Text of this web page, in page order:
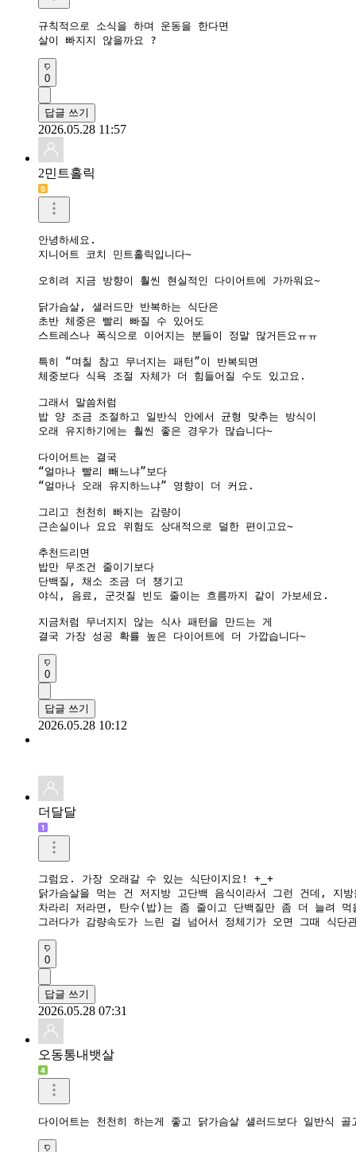
규칙적으로 소식을 하며 운동을 한다면
살이 빠지지 않을까요 ?
0
답글 쓰기
2026.05.28 11:57
2민트홀릭
안녕하세요.
지니어트 코치 민트홀릭입니다~
오히려 지금 방향이 훨씬 현실적인 다이어트에 가까워요~
닭가슴살, 샐러드만 반복하는 식단은
초반 체중은 빨리 빠질 수 있어도
스트레스나 폭식으로 이어지는 분들이 정말 많거든요ㅠㅠ
특히 “며칠 참고 무너지는 패턴”이 반복되면
체중보다 식욕 조절 자체가 더 힘들어질 수도 있고요.
그래서 말씀처럼
밥 양 조금 조절하고 일반식 안에서 균형 맞추는 방식이
오래 유지하기에는 훨씬 좋은 경우가 많습니다~
다이어트는 결국
“얼마나 빨리 빼느냐”보다
“얼마나 오래 유지하느냐” 영향이 더 커요.
그리고 천천히 빠지는 감량이
근손실이나 요요 위험도 상대적으로 덜한 편이고요~
추천드리면
밥만 무조건 줄이기보다
단백질, 채소 조금 더 챙기고
야식, 음료, 군것질 빈도 줄이는 흐름까지 같이 가보세요.
지금처럼 무너지지 않는 식사 패턴을 만드는 게
결국 가장 성공 확률 높은 다이어트에 더 가깝습니다~
0
답글 쓰기
2026.05.28 10:12
더달달
그럼요. 가장 오래갈 수 있는 식단이지요! +_+
닭가슴살을 먹는 건 저지방 고단백 음식이라서 그런 건데, 지
차라리 저라면, 탄수(밥)는 좀 줄이고 단백질만 좀 더 늘려
그러다가 감량속도가 느린 걸 넘어서 정체기가 오면 그때 식
0
답글 쓰기
2026.05.28 07:31
오동통내뱃살
다이어트는 천천히 하는게 좋고 닭가슴살 샐러드보다 일반식